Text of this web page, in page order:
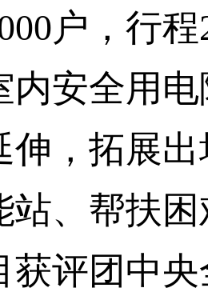
户，行
内安全用
伸，拓展
站、帮扶
获评团中